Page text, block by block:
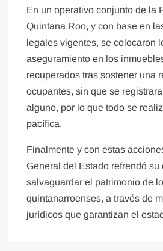
En un operativo conjunto de la
Quintana Roo, y con base en
legales vigentes, se colocaron
aseguramiento en los
recuperados tras sostener una
ocupantes, sin que se
alguno, por lo que todo se
pacífica.
Finalmente y con estas
General del Estado refrendó su
salvaguardar el patrimonio de
quintanarroenses, a través de
jurídicos que garantizan el